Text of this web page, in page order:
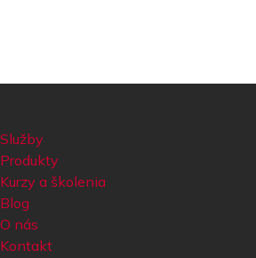
Služby
Produkty
Kurzy a školenia
Blog
O nás
Kontakt